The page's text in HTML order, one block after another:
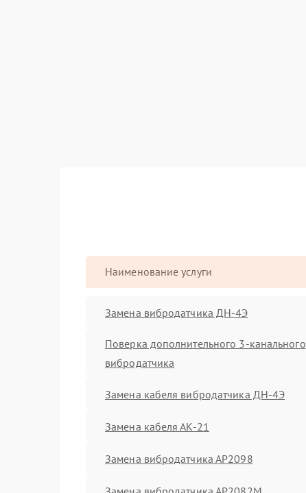
Наименование услуги
Замена вибродатчика ДН-4Э
Поверка дополнительного 3-канального
вибродатчика
Замена кабеля вибродатчика ДН-4Э
Замена кабеля АК-21
Замена вибродатчика АР2098